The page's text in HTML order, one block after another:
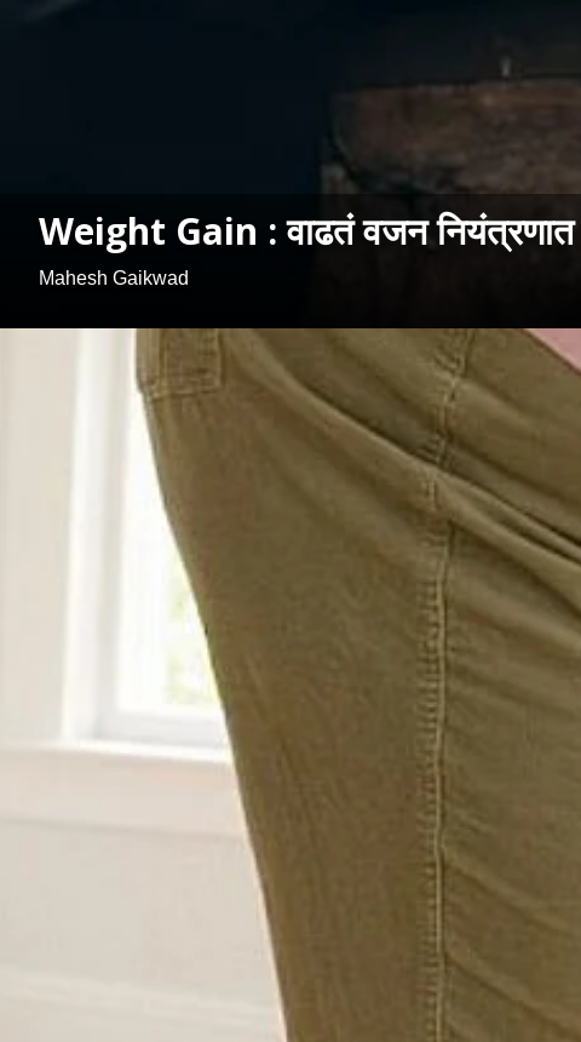
Weight Gain : वाढतं वजन
Mahesh Gaikwad